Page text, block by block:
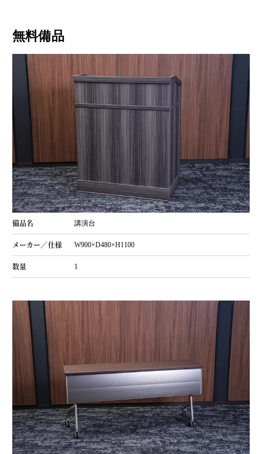
無料備品
講演台
W900×D480×H1100
1